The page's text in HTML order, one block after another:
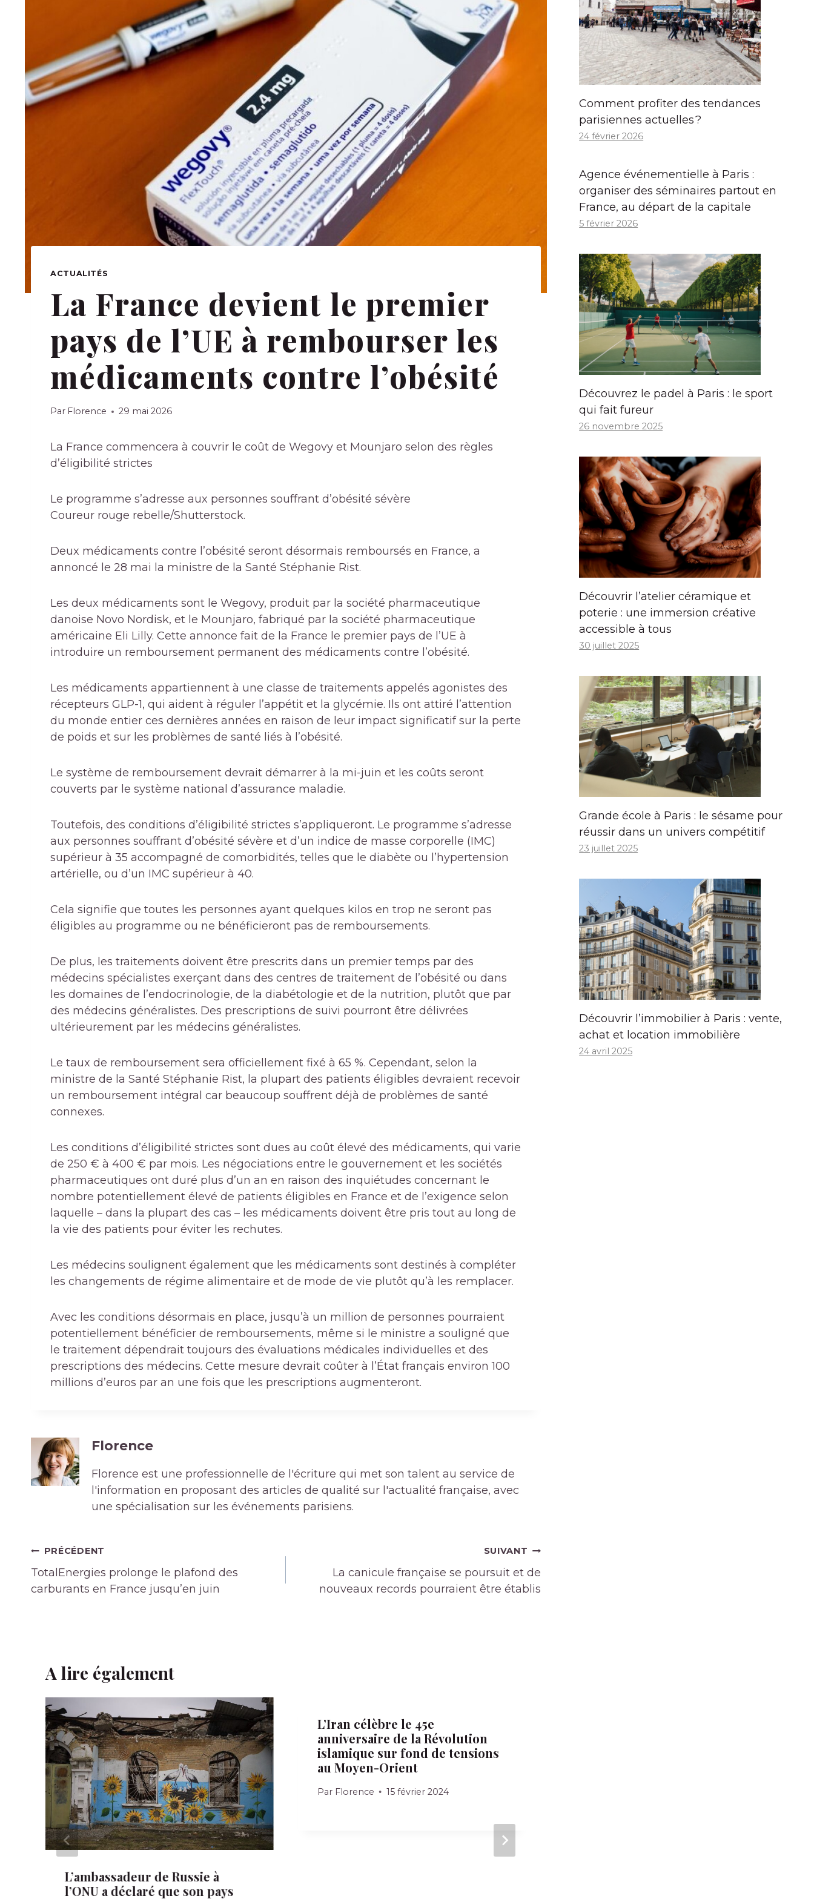
ACTUALITÉS
La France devient le premier
pays de l’UE à rembourser les
médicaments contre l’obésité
Par Florence 29 mai 2026
La France commencera à couvrir le coût de Wegovy et Mounjaro selon des règles
d’éligibilité strictes
Le programme s’adresse aux personnes souffrant d’obésité sévère
Coureur rouge rebelle/Shutterstock.
Deux médicaments contre l’obésité seront désormais remboursés en France, a
annoncé le 28 mai la ministre de la Santé Stéphanie Rist.
Les deux médicaments sont le Wegovy, produit par la société pharmaceutique
danoise Novo Nordisk, et le Mounjaro, fabriqué par la société pharmaceutique
américaine Eli Lilly. Cette annonce fait de la France le premier pays de l’UE à
introduire un remboursement permanent des médicaments contre l’obésité.
Les médicaments appartiennent à une classe de traitements appelés agonistes des
récepteurs GLP-1, qui aident à réguler l’appétit et la glycémie. Ils ont attiré l’attention
du monde entier ces dernières années en raison de leur impact significatif sur la perte
de poids et sur les problèmes de santé liés à l’obésité.
Le système de remboursement devrait démarrer à la mi-juin et les coûts seront
couverts par le système national d’assurance maladie.
Toutefois, des conditions d’éligibilité strictes s’appliqueront. Le programme s’adresse
aux personnes souffrant d’obésité sévère et d’un indice de masse corporelle (IMC)
supérieur à 35 accompagné de comorbidités, telles que le diabète ou l’hypertension
artérielle, ou d’un IMC supérieur à 40.
Cela signifie que toutes les personnes ayant quelques kilos en trop ne seront pas
éligibles au programme ou ne bénéficieront pas de remboursements.
De plus, les traitements doivent être prescrits dans un premier temps par des
médecins spécialistes exerçant dans des centres de traitement de l’obésité ou dans
les domaines de l’endocrinologie, de la diabétologie et de la nutrition, plutôt que par
des médecins généralistes. Des prescriptions de suivi pourront être délivrées
ultérieurement par les médecins généralistes.
Le taux de remboursement sera officiellement fixé à 65 %. Cependant, selon la
ministre de la Santé Stéphanie Rist, la plupart des patients éligibles devraient recevoir
un remboursement intégral car beaucoup souffrent déjà de problèmes de santé
connexes.
Les conditions d’éligibilité strictes sont dues au coût élevé des médicaments, qui varie
de 250 € à 400 € par mois. Les négociations entre le gouvernement et les sociétés
pharmaceutiques ont duré plus d’un an en raison des inquiétudes concernant le
nombre potentiellement élevé de patients éligibles en France et de l’exigence selon
laquelle – dans la plupart des cas – les médicaments doivent être pris tout au long de
la vie des patients pour éviter les rechutes.
Les médecins soulignent également que les médicaments sont destinés à compléter
les changements de régime alimentaire et de mode de vie plutôt qu’à les remplacer.
Avec les conditions désormais en place, jusqu’à un million de personnes pourraient
potentiellement bénéficier de remboursements, même si le ministre a souligné que
le traitement dépendrait toujours des évaluations médicales individuelles et des
prescriptions des médecins. Cette mesure devrait coûter à l’État français environ 100
millions d’euros par an une fois que les prescriptions augmenteront.
Florence
Florence est une professionnelle de l'écriture qui met son talent au service de
l'information en proposant des articles de qualité sur l'actualité française, avec
une spécialisation sur les événements parisiens.
Navigation
de
l’article
PRÉCÉDENT
TotalEnergies prolonge le plafond des
carburants en France jusqu’en juin
SUIVANT
La canicule française se poursuit et de
nouveaux records pourraient être établis
A lire également
L’ambassadeur de Russie à
l’ONU a déclaré que son pays
L’Iran célèbre le 45e
anniversaire de la Révolution
islamique sur fond de tensions
au Moyen-Orient
Par Florence 15 février 2024
Comment profiter des tendances
parisiennes actuelles ?
24 février 2026
Agence événementielle à Paris :
organiser des séminaires partout en
France, au départ de la capitale
5 février 2026
Découvrez le padel à Paris : le sport
qui fait fureur
26 novembre 2025
Découvrir l’atelier céramique et
poterie : une immersion créative
accessible à tous
30 juillet 2025
Grande école à Paris : le sésame pour
réussir dans un univers compétitif
23 juillet 2025
Découvrir l’immobilier à Paris : vente,
achat et location immobilière
24 avril 2025